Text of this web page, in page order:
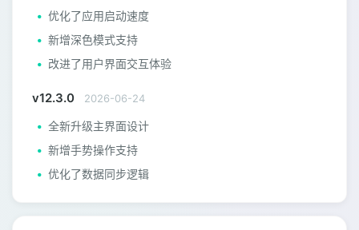
优化了应用启动速度
新增深色模式支持
改进了用户界面交互体验
v12.3.0 2026-06-24
全新升级主界面设计
新增手势操作支持
优化了数据同步逻辑